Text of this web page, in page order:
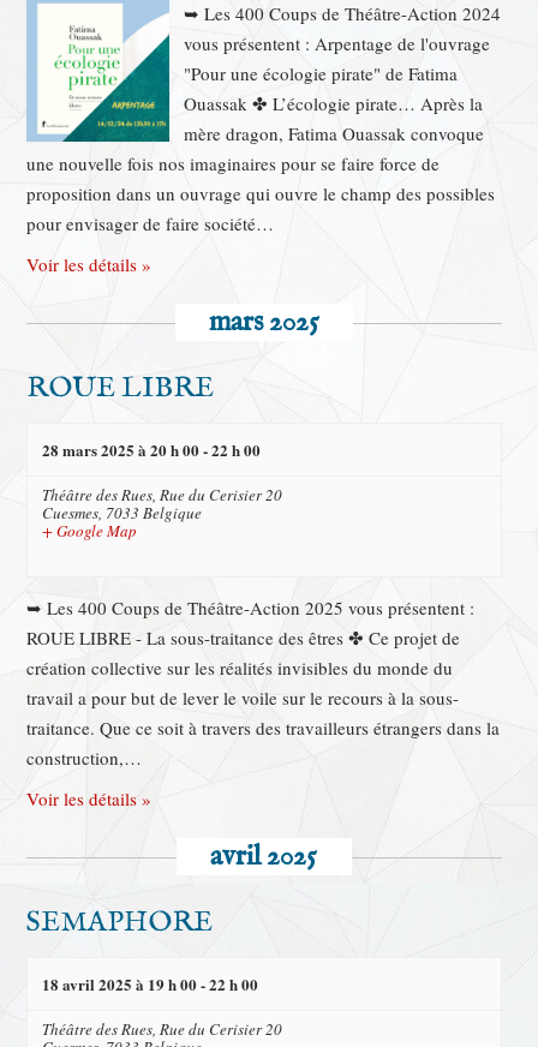
➥ Les 400 Coups de Théâtre-Action 2024
vous présentent : Arpentage de l'ouvrage
"Pour une écologie pirate" de Fatima
Ouassak ✤ L’écologie pirate… Après la
mère dragon, Fatima Ouassak convoque
une nouvelle fois nos imaginaires pour se faire force de
proposition dans un ouvrage qui ouvre le champ des possibles
pour envisager de faire société…
Voir les détails »
mars 2025
ROUE LIBRE
28 mars 2025 à 20 h 00-22 h 00
Théâtre des Rues, Rue du Cerisier 20
Cuesmes, 7033 Belgique
+ Google Map
➥ Les 400 Coups de Théâtre-Action 2025 vous présentent :
ROUE LIBRE - La sous-traitance des êtres ✤ Ce projet de
création collective sur les réalités invisibles du monde du
travail a pour but de lever le voile sur le recours à la sous-
traitance. Que ce soit à travers des travailleurs étrangers dans la
construction,…
Voir les détails »
avril 2025
SEMAPHORE
18 avril 2025 à 19 h 00-22 h 00
Théâtre des Rues, Rue du Cerisier 20